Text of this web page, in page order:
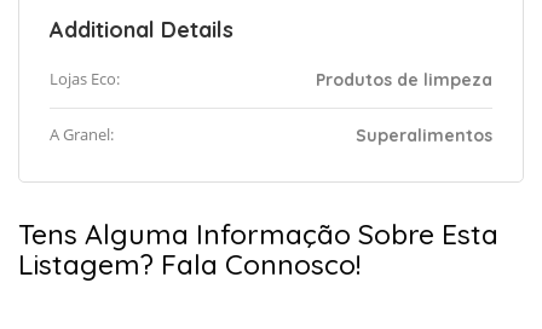
Additional Details
Lojas Eco: Produtos de limpeza
A Granel: Superalimentos
Tens Alguma Informação Sobre Esta
Listagem? Fala Connosco!